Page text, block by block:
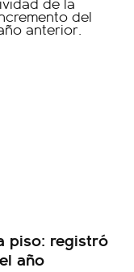
piso: registró
año